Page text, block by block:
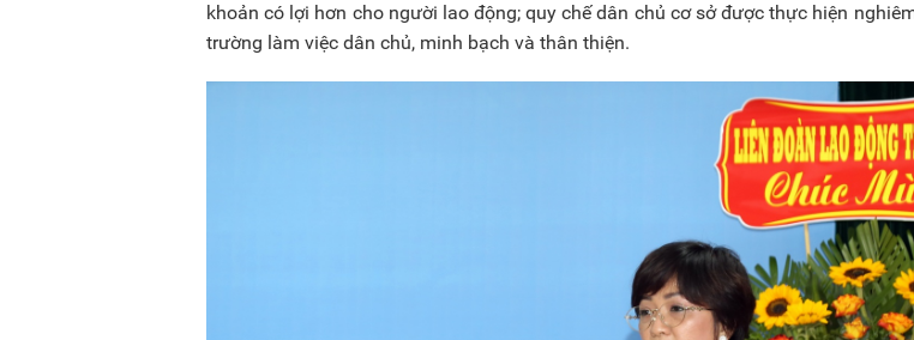
khoản có lợi hơn cho người lao động; quy chế dân chủ cơ sở được thực hiện
trường làm việc dân chủ, minh bạch và thân thiện.